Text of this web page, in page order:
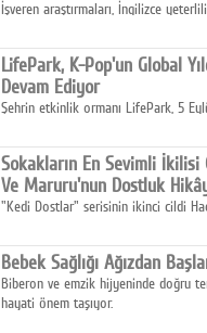
İşveren araştırmaları, İngilizce
gösteriyor.
LifePark, K-Pop'un Global
Devam Ediyor
Şehrin etkinlik ormanı LifePark, 5
haritasında önemli bir destinasyon
hazırlanıyor.
Sokakların En Sevimli İkilisi
Ve Maruru'nun Dostluk
"Kedi Dostlar" serisinin ikinci cildi
mevsiminin zorlu koşulları eşliğinde
Bebek Sağlığı Ağızdan
Biberon ve emzik hijyeninde doğru
hayati önem taşıyor.